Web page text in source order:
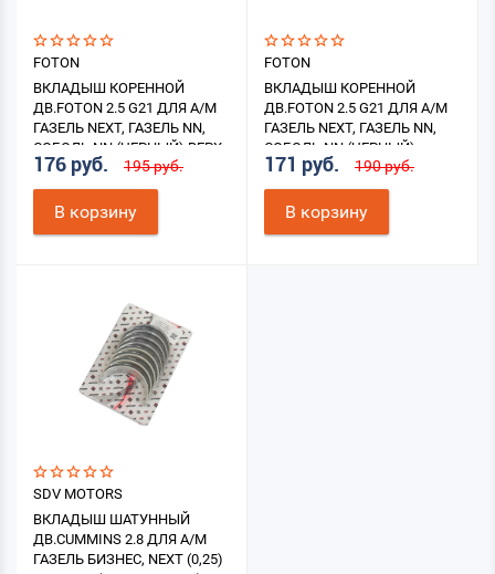
FOTON
ВКЛАДЫШ КОРЕННОЙ
ДВ.FOTON 2.5 G21 ДЛЯ А/М
ГАЗЕЛЬ NEXT, ГАЗЕЛЬ NN,
СОБОЛЬ NN (ЧЕРНЫЙ) ВЕРХ.
176 руб. 195 руб.
В корзину
FOTON
ВКЛАДЫШ КОРЕННОЙ
ДВ.FOTON 2.5 G21 ДЛЯ А/М
ГАЗЕЛЬ NEXT, ГАЗЕЛЬ NN,
СОБОЛЬ NN (ЧЕРНЫЙ)
НИЖН.
171 руб. 190 руб.
В корзину
SDV MOTORS
ВКЛАДЫШ ШАТУННЫЙ
ДВ.CUMMINS 2.8 ДЛЯ А/М
ГАЗЕЛЬ БИЗНЕС, NEXT (0,25)